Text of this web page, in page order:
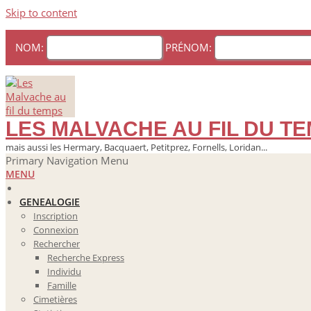
Skip to content
NOM: PRÉNOM:
LES MALVACHE AU FIL DU
mais aussi les Hermary, Bacquaert, Petitprez, Fornells, Loridan...
Primary Navigation Menu
MENU
GENEALOGIE
Inscription
Connexion
Rechercher
Recherche Express
Individu
Famille
Cimetières